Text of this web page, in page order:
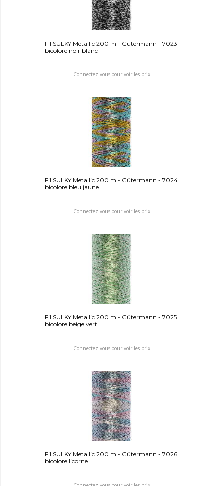
Fil SULKY Metallic 200 m - Gütermann - 7023
bicolore noir blanc
Connectez-vous pour voir les prix
Fil SULKY Metallic 200 m - Gütermann - 7024
bicolore bleu jaune
Connectez-vous pour voir les prix
Fil SULKY Metallic 200 m - Gütermann - 7025
bicolore beige vert
Connectez-vous pour voir les prix
Fil SULKY Metallic 200 m - Gütermann - 7026
bicolore licorne